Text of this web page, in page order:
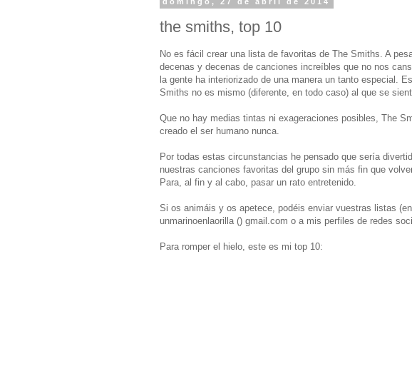
the smiths, top 10
No es fácil crear una lista de favoritas de The Smiths. A
decenas y decenas de canciones increíbles que no nos
la gente ha interiorizado de una manera un tanto especial.
Smiths no es mismo (diferente, en todo caso) al que se
Que no hay medias tintas ni exageraciones posibles, The
creado el ser humano nunca.
Por todas estas circunstancias he pensado que sería
nuestras canciones favoritas del grupo sin más fin que
Para, al fin y al cabo, pasar un rato entretenido.
Si os animáis y os apetece, podéis enviar vuestras listas
unmarinoenlaorilla () gmail.com o a mis perfiles de redes
Para romper el hielo, este es mi top 10: